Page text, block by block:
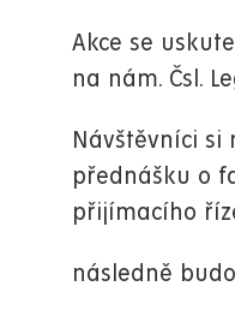
Akce se
na nám. Čsl.
Návštěvníci si
přednášku o
přijímacího
následně